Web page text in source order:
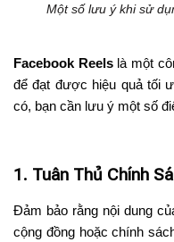
Một số lưu ý khi sử
Facebook Reelslà một
để đạt được hiệu quả tối
có, bạn cần lưu ý một số
1. Tuân Thủ Chính
Đảm bảo rằng nội dung
cộng đồng hoặc chính